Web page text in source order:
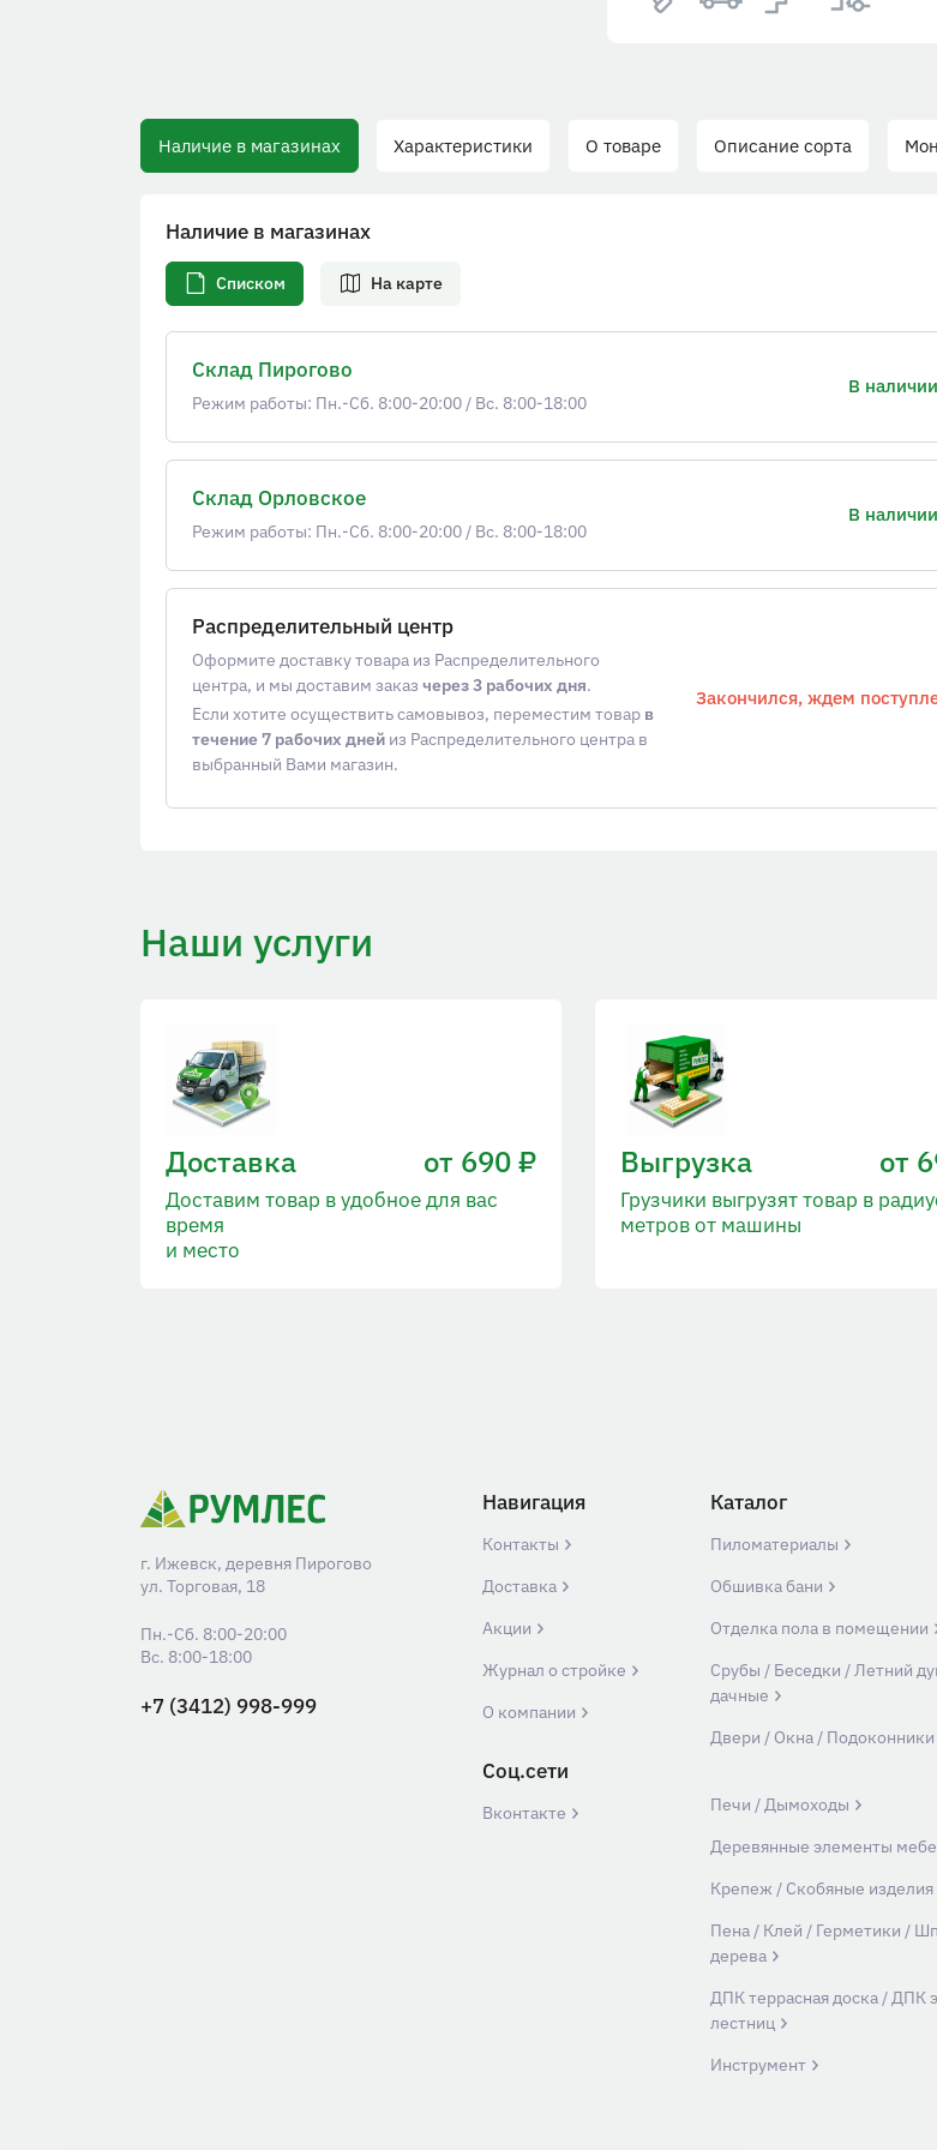
Наличие в магазинах Характеристики О товаре Описание сорта
Наличие в магазинах
Списком На карте
Склад Пирогово
Режим работы: Пн.-Сб. 8:00-20:00 / Вс. 8:00-18:00
В
Склад Орловское
Режим работы: Пн.-Сб. 8:00-20:00 / Вс. 8:00-18:00
В
Распределительный центр
Оформите доставку товара из Распределительного
центра, и мы доставим заказ через 3 рабочих дня.
Если хотите осуществить самовывоз, переместим товар в
течение 7 рабочих дней из Распределительного центра в
выбранный Вами магазин.
Закончился, ждем
Наши услуги
Доставка от 690 ₽
Доставим товар в удобное для вас
время
и место
Выгрузка от
Грузчики выгрузят товар в
метров от машины
г. Ижевск, деревня Пирогово
ул. Торговая, 18
+7 (3412) 998-999
Пн.-Сб. 8:00-20:00
Вс. 8:00-18:00
Навигация
Контакты
Доставка
Акции
Журнал о стройке
О компании
Соц.сети
Вконтакте
Каталог
Пиломатериалы
Обшивка бани
Отделка пола в помещении
Срубы / Беседки / Летний
дачные
Двери / Окна / Подоконники
Печи / Дымоходы
Деревянные элементы
Крепеж / Скобяные изделия
Пена / Клей / Герметики /
дерева
ДПК террасная доска / ДПК
лестниц
Инструмент